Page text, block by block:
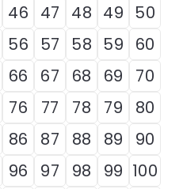
46 47 48 49 50
56 57 58 59
60
66 67 68 69
70
76 77 78 79
80
86 87 88 89
90
96 97 98 99 100